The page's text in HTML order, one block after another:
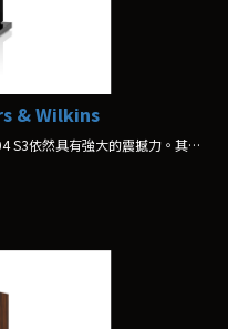
& Wilkins
作為700 S3中最纖薄的落地式揚聲器，704 S3依然具有強大的震撼力。其兩顆Aerofoil™翼形低音音盆可確保飽滿的音場與聲音延伸性，而其Continuum FST™音盆可提供清晰的中音表現。